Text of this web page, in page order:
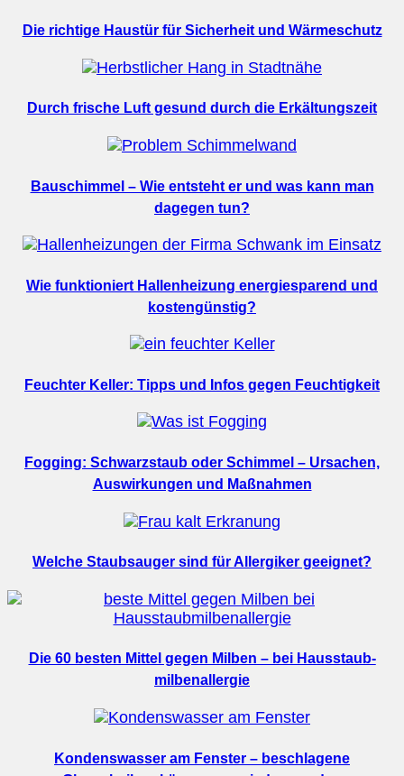
Die richtige Haustür für Sicherheit und Wärmeschutz
Durch frische Luft gesund durch die Erkältungszeit
Bauschimmel – Wie entsteht er und was kann man
dagegen tun?
Wie funktioniert Hallenheizung energiesparend und
kostengünstig?
Feuchter Keller: Tipps und Infos gegen Feuchtigkeit
Fogging: Schwarzstaub oder Schimmel – Ursachen,
Auswirkungen und Maßnahmen
Welche Staubsauger sind für Allergiker geeignet?
Die 60 besten Mittel gegen Milben – bei Hausstaub­
milbenallergie
Kondenswasser am Fenster – beschlagene